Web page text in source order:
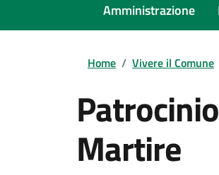
Amministrazione
Home / Vivere il Comune
Martire